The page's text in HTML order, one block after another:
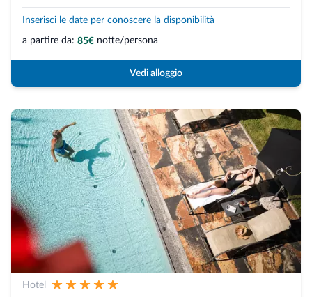
Inserisci le date per conoscere la disponibilità
a partire da: 85€ notte/persona
Vedi alloggio
Hotel